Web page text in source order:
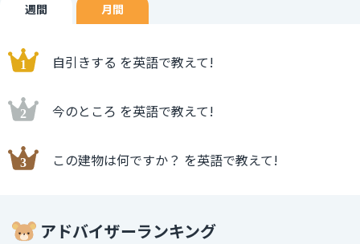
週間 月間
自引きする を英語で教えて!
今のところ を英語で教えて!
この建物は何ですか？ を英語で教えて!
アドバイザーランキング